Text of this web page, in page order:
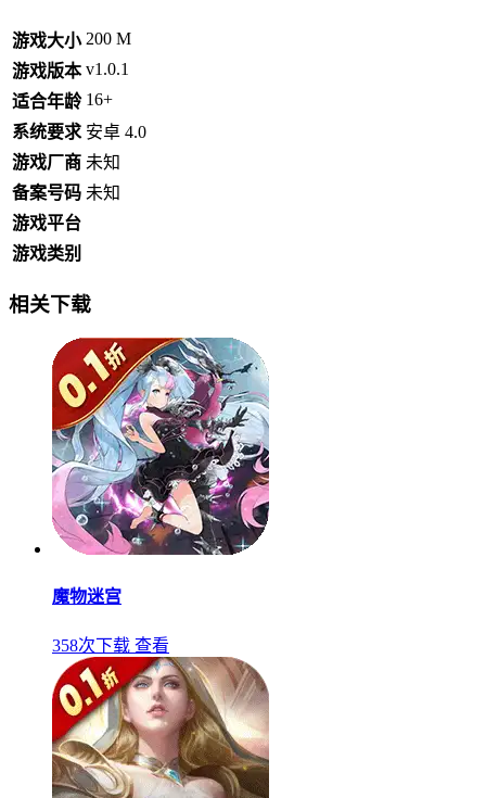
游戏大小 200 M
游戏版本 v1.0.1
适合年龄 16+
系统要求 安卓 4.0
游戏厂商 未知
备案号码 未知
游戏平台
游戏类别
相关下载
魔物迷宫
358次下载 查看